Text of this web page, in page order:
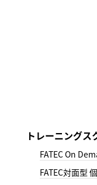
トレーニングス
FATEC On
FATEC対面型